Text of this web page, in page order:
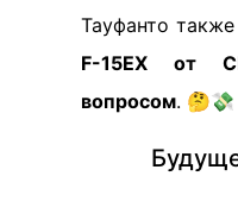
Тауфанто
F-15EX от
вопросом. 🤔💸